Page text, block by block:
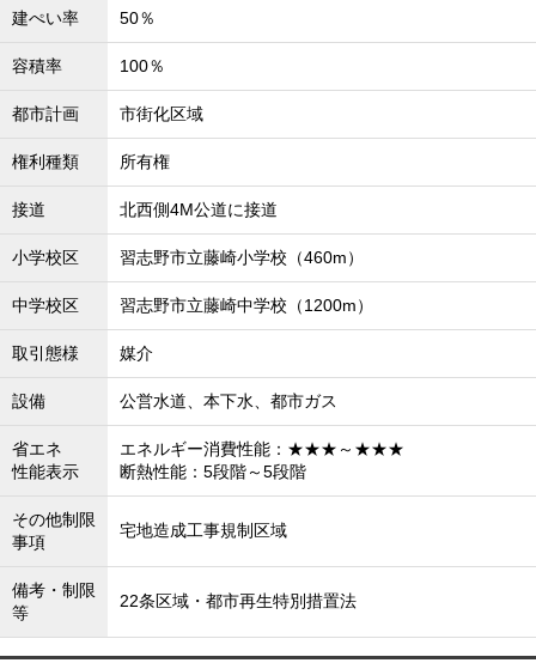
建ぺい率 50％
容積率 100％
都市計画 市街化区域
権利種類 所有権
接道 北西側4M公道に接道
小学校区 習志野市立藤崎小学校（460m）
中学校区 習志野市立藤崎中学校（1200m）
取引態様 媒介
設備 公営水道、本下水、都市ガス
省エネ
性能表示
エネルギー消費性能：★★★～★★★
断熱性能：5段階～5段階
その他制限
事項
宅地造成工事規制区域
備考・制限
等
22条区域・都市再生特別措置法